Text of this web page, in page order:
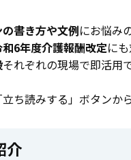
書き方や文例にお悩み
6年度介護報酬改定に
それぞれの現場で即活用
ち読みする」ボタンか
介